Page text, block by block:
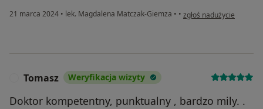
21 marca 2024 • lek. Magdalena Matczak-Giemza • • w opinii użytkownika hex
zgłoś nadużycie
Tomasz Weryfikacja wizyty
Doktor kompetentny, punktualny , bardzo mily. .